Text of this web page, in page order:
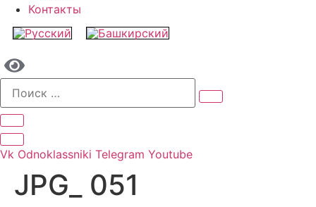
Контакты
Vk Odnoklassniki Telegram Youtube
JPG_ 051